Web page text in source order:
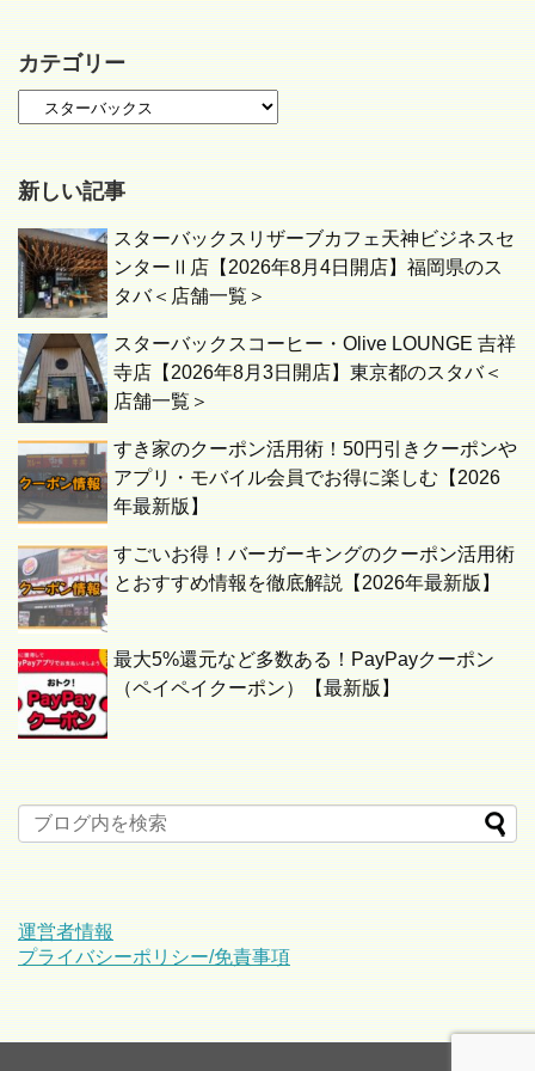
カテゴリー
新しい記事
スターバックスリザーブカフェ天神ビジネスセ
ンターⅡ店【2026年8月4日開店】福岡県のス
タバ＜店舗一覧＞
スターバックスコーヒー・Olive LOUNGE 吉祥
寺店【2026年8月3日開店】東京都のスタバ＜
店舗一覧＞
すき家のクーポン活用術！50円引きクーポンや
アプリ・モバイル会員でお得に楽しむ【2026
年最新版】
すごいお得！バーガーキングのクーポン活用術
とおすすめ情報を徹底解説【2026年最新版】
最大5%還元など多数ある！PayPayクーポン
（ペイペイクーポン）【最新版】
運営者情報
プライバシーポリシー/免責事項